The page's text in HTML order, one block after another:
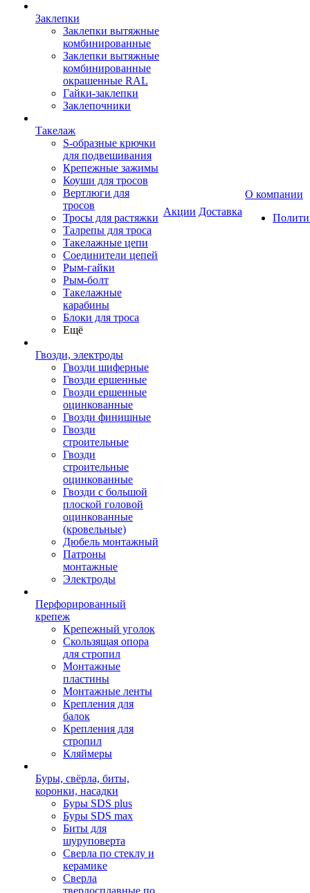
Заклепки
Заклепки вытяжные
комбинированные
Заклепки вытяжные
комбинированные
окрашенные RAL
Гайки-заклепки
Заклепочники
Такелаж
S-образные крючки
для подвешивания
Крепежные зажимы
Коуши для тросов
Вертлюги для
тросов
Тросы для растяжки
Талрепы для троса
Такелажные цепи
Соединители цепей
Рым-гайки
Рым-болт
Такелажные
карабины
Блоки для троса
Ещё
Гвозди, электроды
Гвозди шиферные
Гвозди ершенные
Гвозди ершенные
оцинкованные
Гвозди финишные
Гвозди
строительные
Гвозди
строительные
оцинкованные
Гвозди с большой
плоской головой
оцинкованные
(кровельные)
Дюбель монтажный
Патроны
монтажные
Электроды
Перфорированный
крепеж
Крепежный уголок
Скользящая опора
для стропил
Монтажные
пластины
Монтажные ленты
Крепления для
балок
Крепления для
стропил
Кляймеры
Буры, свёрла, биты,
коронки, насадки
Буры SDS plus
Буры SDS max
Биты для
шуруповерта
Сверла по стеклу и
керамике
Сверла
твердосплавные по
Акции Доставка
О компании